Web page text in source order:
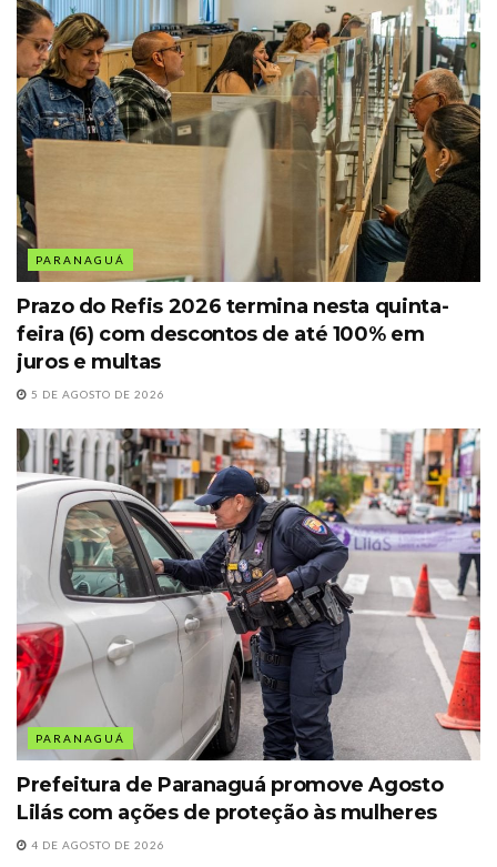
PARANAGUÁ
Prazo do Refis 2026 termina nesta quinta-
feira (6) com descontos de até 100% em
juros e multas
5 DE AGOSTO DE 2026
PARANAGUÁ
Prefeitura de Paranaguá promove Agosto
Lilás com ações de proteção às mulheres
4 DE AGOSTO DE 2026